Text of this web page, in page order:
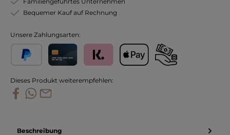
Bequemer Kauf auf Rechnung
Unsere Zahlungsarten:
Dieses Produkt weiterempfehlen:
Beschreibung